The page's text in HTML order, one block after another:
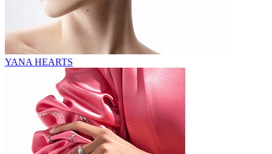
YANA HEARTS